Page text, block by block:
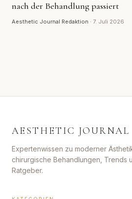
nach der Behandlung passiert
Aesthetic Journal Redaktion · 7. Juli 2026
AESTHETIC JOURNAL
Expertenwissen zu moderner
chirurgische Behandlungen, Trends
Ratgeber.